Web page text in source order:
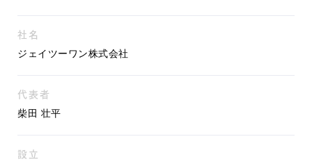
社名
ジェイツーワン株式会社
代表者
柴田 壮平
設立